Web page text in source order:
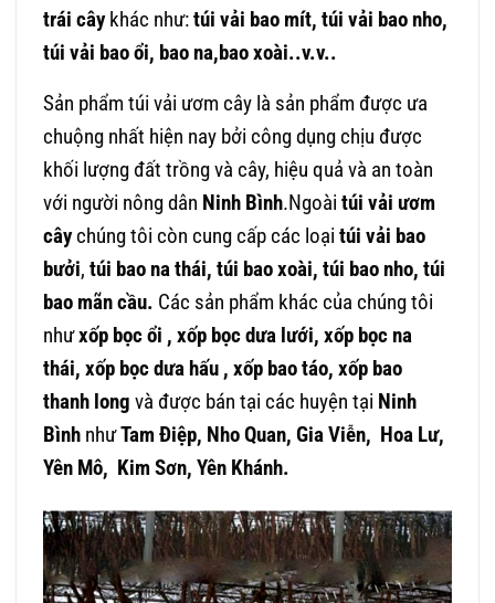
trái câykhác như:túi vải bao mít, túi vải bao nho,
túi vải bao ổi, bao na,bao xoài..v.v..
Sản phẩm túi vải ươm cây là sản phẩm được ưa
chuộng nhất hiện nay bởi công dụng chịu được
khối lượng đất trồng và cây, hiệu quả và an toàn
với người nông dân Ninh Bình.Ngoài túi vải ươm
câychúng tôi còn cung cấp các loại túi vải bao
bưởi, túi bao na thái, túi bao xoài, túi bao nho, túi
bao mãn cầu. Các sản phẩm khác của chúng tôi
nhưxốp bọc ổi , xốp bọc dưa lưới, xốp bọc na
thái, xốp bọc dưa hấu , xốp bao táo, xốp bao
thanh long và được bán tại các huyện tại Ninh
Bình nhưTam Điệp, Nho Quan, Gia Viễn, Hoa Lư,
Yên Mô, Kim Sơn, Yên Khánh.